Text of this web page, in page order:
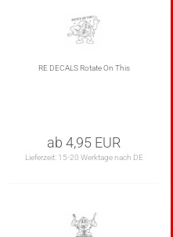
RE DECALS Rotate On This
ab 4,95 EUR
Lieferzeit: 15-20 Werktage nach DE